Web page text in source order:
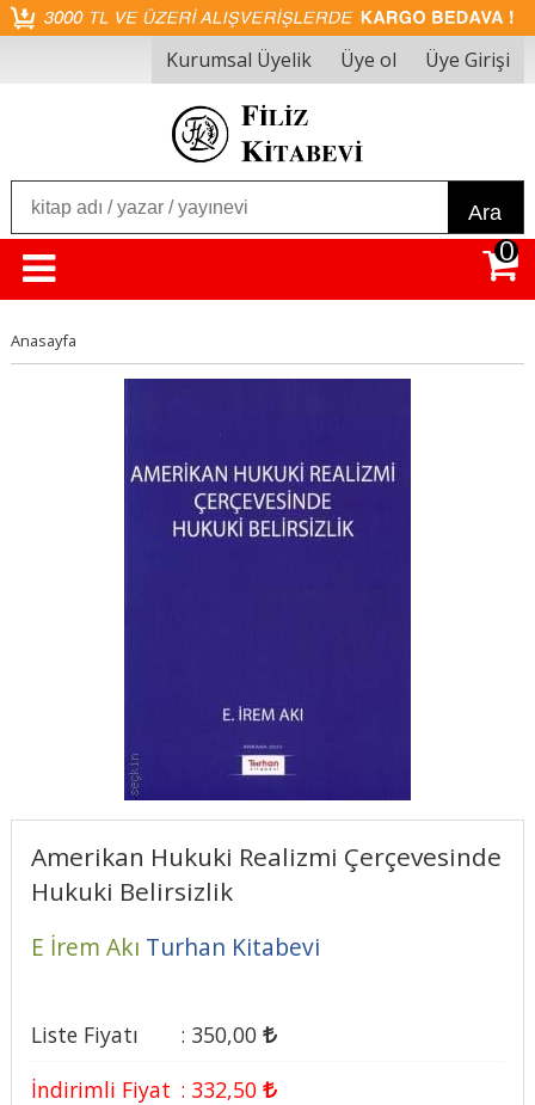
Kurumsal Üyelik Üye ol Üye Girişi
Ara
0
Anasayfa
Amerikan Hukuki Realizmi Çerçevesinde
Hukuki Belirsizlik
E İrem Akı Turhan Kitabevi
Liste Fiyatı : 350,00
İndirimli Fiyat : 332,50